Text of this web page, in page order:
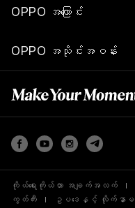
OPPO Reno14 Pro 5G
OPPO Reno13 5G
OPPO A6
OPPO A6x
OPPO Watch S
OPPO Watch
OPPO Enco Buds2
OPPO Enco Buds
ဆက်သွယ်ရန်
ဆော့(ဖ်)ဝဲမြှင့်တင်ခြင်း
Security Response စင်တာ
OPPO အကြောင်း
ကျွန်ုပ်တို့၏အကြောင်း
ရှာဖွေခြင်း
OPPO အသိုင်းအဝန်း
ကိုယ်ရေးကိုယ်တာ အချက်အလက်
ကွတ်ကီး
ဥပဒေနှင့် လိုက်နာမ